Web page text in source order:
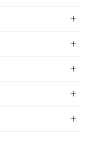
録
客様との取
ードするこ
含有証明書
準）
有を証明す
ステル類４
の期間は出
た。
切替を完了